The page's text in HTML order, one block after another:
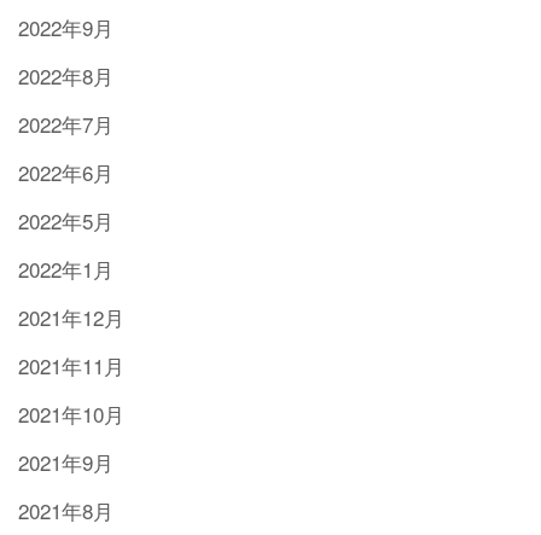
2022年9月
2022年8月
2022年7月
2022年6月
2022年5月
2022年1月
2021年12月
2021年11月
2021年10月
2021年9月
2021年8月